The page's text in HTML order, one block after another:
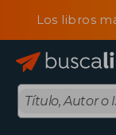
Los libros